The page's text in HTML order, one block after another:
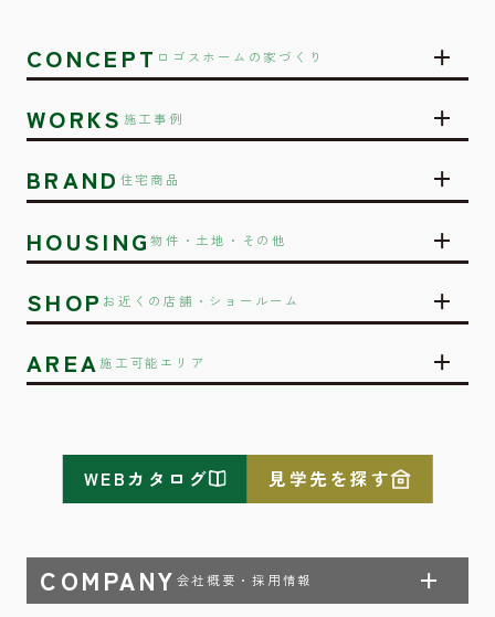
CONCEPT ロゴスホームの家づくり
WORKS 施工事例
BRAND 住宅商品
HOUSING物件・土地・その他
SHOP お近くの店舗・ショールーム
AREA施工可能エリア
COMPANY 会社概要・採用情報
WEBカタログ 見学先を探す